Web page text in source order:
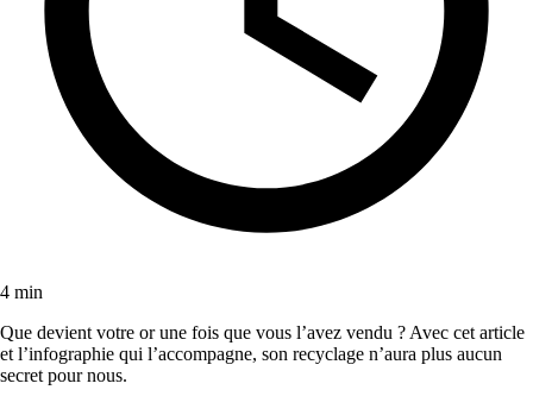
4 min
Que devient votre or une fois que vous l’avez vendu ? Avec cet article
et l’infographie qui l’accompagne, son recyclage n’aura plus aucun
secret pour nous.